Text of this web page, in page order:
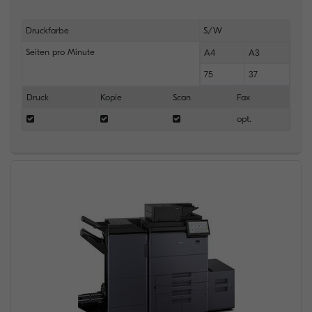
Druckfarbe S/W
Seiten pro Minute A4 A3
75 37
Druck Kopie Scan Fax
opt.